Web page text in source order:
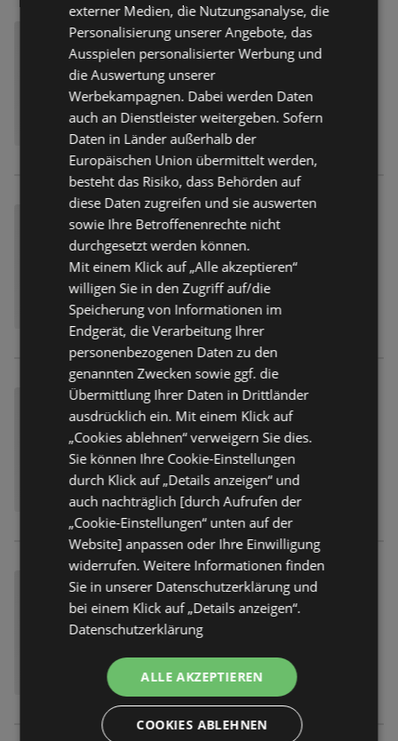
externer Medien, die Nutzungsanalyse, die
Personalisierung unserer Angebote, das
Ausspielen personalisierter Werbung und
die Auswertung unserer
Werbekampagnen. Dabei werden Daten
auch an Dienstleister weitergeben. Sofern
Daten in Länder außerhalb der
Europäischen Union übermittelt werden,
besteht das Risiko, dass Behörden auf
diese Daten zugreifen und sie auswerten
sowie Ihre Betroffenenrechte nicht
durchgesetzt werden können.
Mit einem Klick auf „Alle akzeptieren“
willigen Sie in den Zugriff auf/die
Speicherung von Informationen im
Endgerät, die Verarbeitung Ihrer
personenbezogenen Daten zu den
genannten Zwecken sowie ggf. die
Übermittlung Ihrer Daten in Drittländer
ausdrücklich ein. Mit einem Klick auf
„Cookies ablehnen“ verweigern Sie dies.
Sie können Ihre Cookie-Einstellungen
durch Klick auf „Details anzeigen“ und
auch nachträglich [durch Aufrufen der
„Cookie-Einstellungen“ unten auf der
Website] anpassen oder Ihre Einwilligung
widerrufen. Weitere Informationen finden
Sie in unserer Datenschutzerklärung und
bei einem Klick auf „Details anzeigen“.
Datenschutzerklärung
ALLE AKZEPTIEREN
COOKIES ABLEHNEN